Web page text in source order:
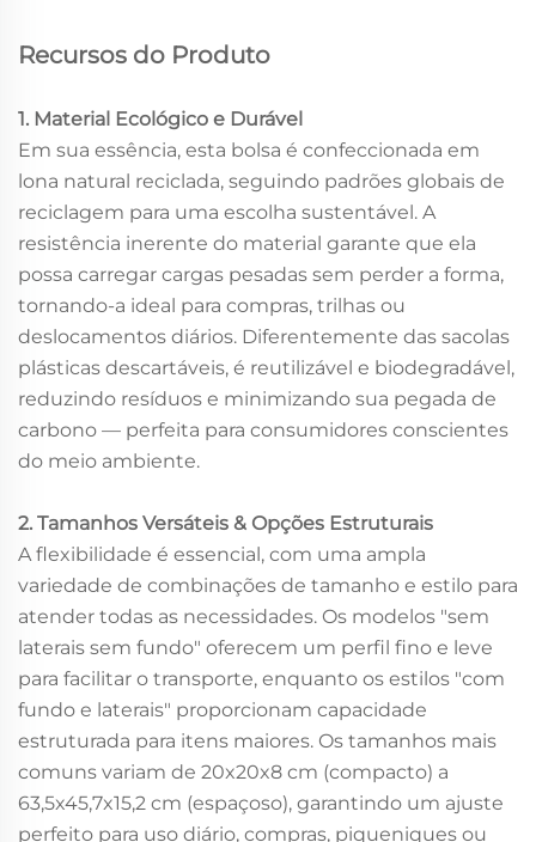
Recursos do Produto
1. Material Ecológico e Durável
Em sua essência, esta bolsa é confeccionada em
lona natural reciclada, seguindo padrões globais de
reciclagem para uma escolha sustentável. A
resistência inerente do material garante que ela
possa carregar cargas pesadas sem perder a forma,
tornando-a ideal para compras, trilhas ou
deslocamentos diários. Diferentemente das sacolas
plásticas descartáveis, é reutilizável e biodegradável,
reduzindo resíduos e minimizando sua pegada de
carbono — perfeita para consumidores conscientes
do meio ambiente.
2. Tamanhos Versáteis & Opções Estruturais
A flexibilidade é essencial, com uma ampla
variedade de combinações de tamanho e estilo para
atender todas as necessidades. Os modelos "sem
laterais sem fundo" oferecem um perfil fino e leve
para facilitar o transporte, enquanto os estilos "com
fundo e laterais" proporcionam capacidade
estruturada para itens maiores. Os tamanhos mais
comuns variam de 20x20x8 cm (compacto) a
63,5x45,7x15,2 cm (espaçoso), garantindo um ajuste
perfeito para uso diário, compras, piqueniques ou